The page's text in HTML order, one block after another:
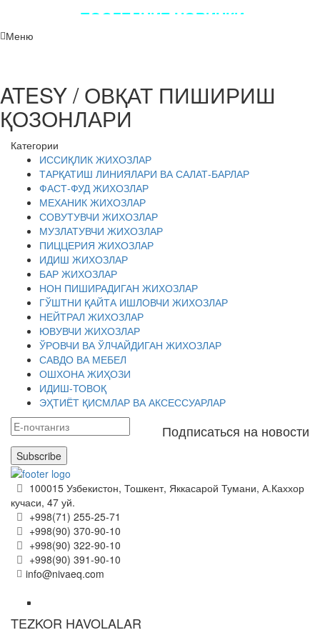
ПОСЛЕДНИЕ НОВИНКИ
Меню
ATESY / ОВҚАТ ПИШИРИШ
ҚОЗОНЛАРИ
Категории
ИССИҚЛИК ЖИХОЗЛАР
ТАРҚАТИШ ЛИНИЯЛАРИ ВА САЛАТ-БАРЛАР
ФАСТ-ФУД ЖИХОЗЛАР
МЕХАНИК ЖИХОЗЛАР
СОВУТУВЧИ ЖИХОЗЛАР
МУЗЛАТУВЧИ ЖИХОЗЛАР
ПИЦЦЕРИЯ ЖИХОЗЛАР
ИДИШ ЖИХОЗЛАР
БАР ЖИХОЗЛАР
НОН ПИШИРАДИГАН ЖИХОЗЛАР
ГЎШТНИ ҚАЙТА ИШЛОВЧИ ЖИХОЗЛАР
НЕЙТРАЛ ЖИХОЗЛАР
ЮВУВЧИ ЖИХОЗЛАР
ЎРОВЧИ ВА ЎЛЧАЙДИГАН ЖИХОЗЛАР
САВДО ВА МЕБЕЛ
ОШХОНА ЖИҲОЗИ
ИДИШ-ТОВОҚ
ЭҲТИЁТ ҚИСМЛАР ВА АКСЕССУАРЛАР
Подписаться на новости
Subscribe
100015 Узбекистон, Тошкент, Яккасарой Тумани, А.Каххор
кучаси, 47 уй.
+998(71) 255-25-71
+998(90) 370-90-10
+998(90) 322-90-10
+998(90) 391-90-10
info@nivaeq.com
TEZKOR HAVOLALAR